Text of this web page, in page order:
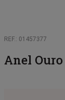
REF.: 01457377
Anel